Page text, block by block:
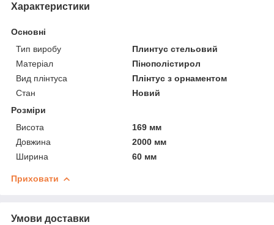
Характеристики
Основні
Тип виробу
Плинтус стельовий
Матеріал
Пінополістирол
Вид плінтуса
Плінтус з орнаментом
Стан
Новий
Розміри
Висота
169 мм
Довжина
2000 мм
Ширина
60 мм
Приховати
Умови доставки